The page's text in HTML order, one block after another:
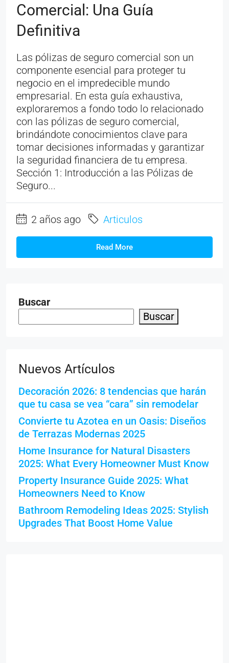
Comercial: Una Guía
Definitiva
Las pólizas de seguro comercial son un
componente esencial para proteger tu
negocio en el impredecible mundo
empresarial. En esta guía exhaustiva,
exploraremos a fondo todo lo relacionado
con las pólizas de seguro comercial,
brindándote conocimientos clave para
tomar decisiones informadas y garantizar
la seguridad financiera de tu empresa.
Sección 1: Introducción a las Pólizas de
Seguro...
2 años ago Articulos
Read More
Buscar
Buscar
Nuevos Artículos
Decoración 2026: 8 tendencias que harán
que tu casa se vea “cara” sin remodelar
Convierte tu Azotea en un Oasis: Diseños
de Terrazas Modernas 2025
Home Insurance for Natural Disasters
2025: What Every Homeowner Must Know
Property Insurance Guide 2025: What
Homeowners Need to Know
Bathroom Remodeling Ideas 2025: Stylish
Upgrades That Boost Home Value